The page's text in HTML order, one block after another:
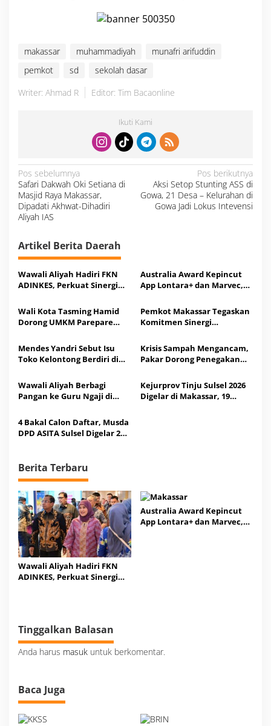
makassar muhammadiyah
munafri arifuddin
pemkot
sd
sekolah dasar
Writer: Ahmad R
Editor: Tim Bacaonline
Ikuti Kami
N
a
v
i
g
a
s
i
Pos sebelumnya
Safari Dakwah Oki Setiana di
Masjid Raya Makassar,
Dipadati Akhwat-Dihadiri
Aliyah IAS
Pos berikutnya
Aksi Setop Stunting ASS di
Gowa, 21 Desa – Kelurahan di
Gowa Jadi Lokus Intevensi
Artikel Berita Daerah
Wawali Aliyah Hadiri FKN
ADINKES, Perkuat Sinergi
Australia Award Kepincut
App Lontara+ dan Marvec,
Wali Kota Tasming Hamid
Dorong UMKM Parepare
Pemkot Makassar Tegaskan
Komitmen Sinergi
Mendes Yandri Sebut Isu
Toko Kelontong Berdiri di
Ditutup Adalah Informasi
Hoaks
Krisis Sampah Mengancam,
Pakar Dorong Penegakan
Wawali Aliyah Berbagi
Pangan ke Guru Ngaji di
Wahdah Islamiyah
Kejurprov Tinju Sulsel 2026
Digelar di Makassar, 19
4 Bakal Calon Daftar, Musda
DPD ASITA Sulsel Digelar 20
Berita Terbaru
Wawali Aliyah Hadiri FKN
ADINKES, Perkuat Sinergi
Australia Award Kepincut
App Lontara+ dan Marvec,
Tinggalkan Balasan
Anda harus masuk untuk berkomentar.
Baca Juga